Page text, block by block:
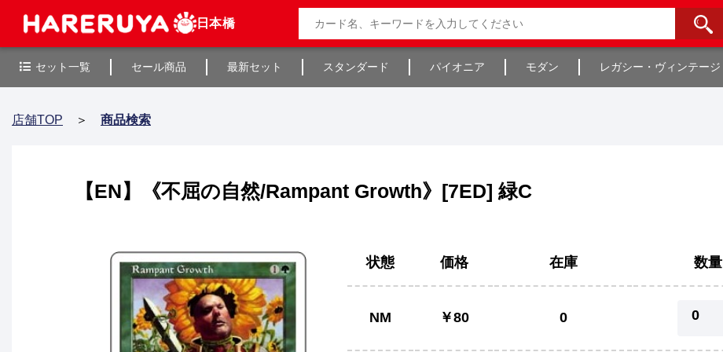
日本橋
セット一覧 セール商品 最新セット スタンダード パイオニア モダン レガシー・ヴィンテージ
店舗TOP ＞ 商品検索
【EN】《不屈の自然/Rampant Growth》[7ED] 緑C
状態 価格 在庫 数量
NM ￥80 0 0